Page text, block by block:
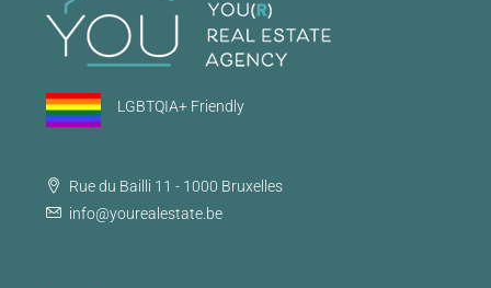
LGBTQIA+ Friendly
Rue du Bailli 11 - 1000 Bruxelles
info@yourealestate.be